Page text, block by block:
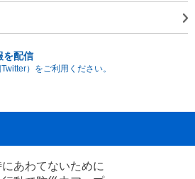
を配信
）をご利用ください。
あわてないために